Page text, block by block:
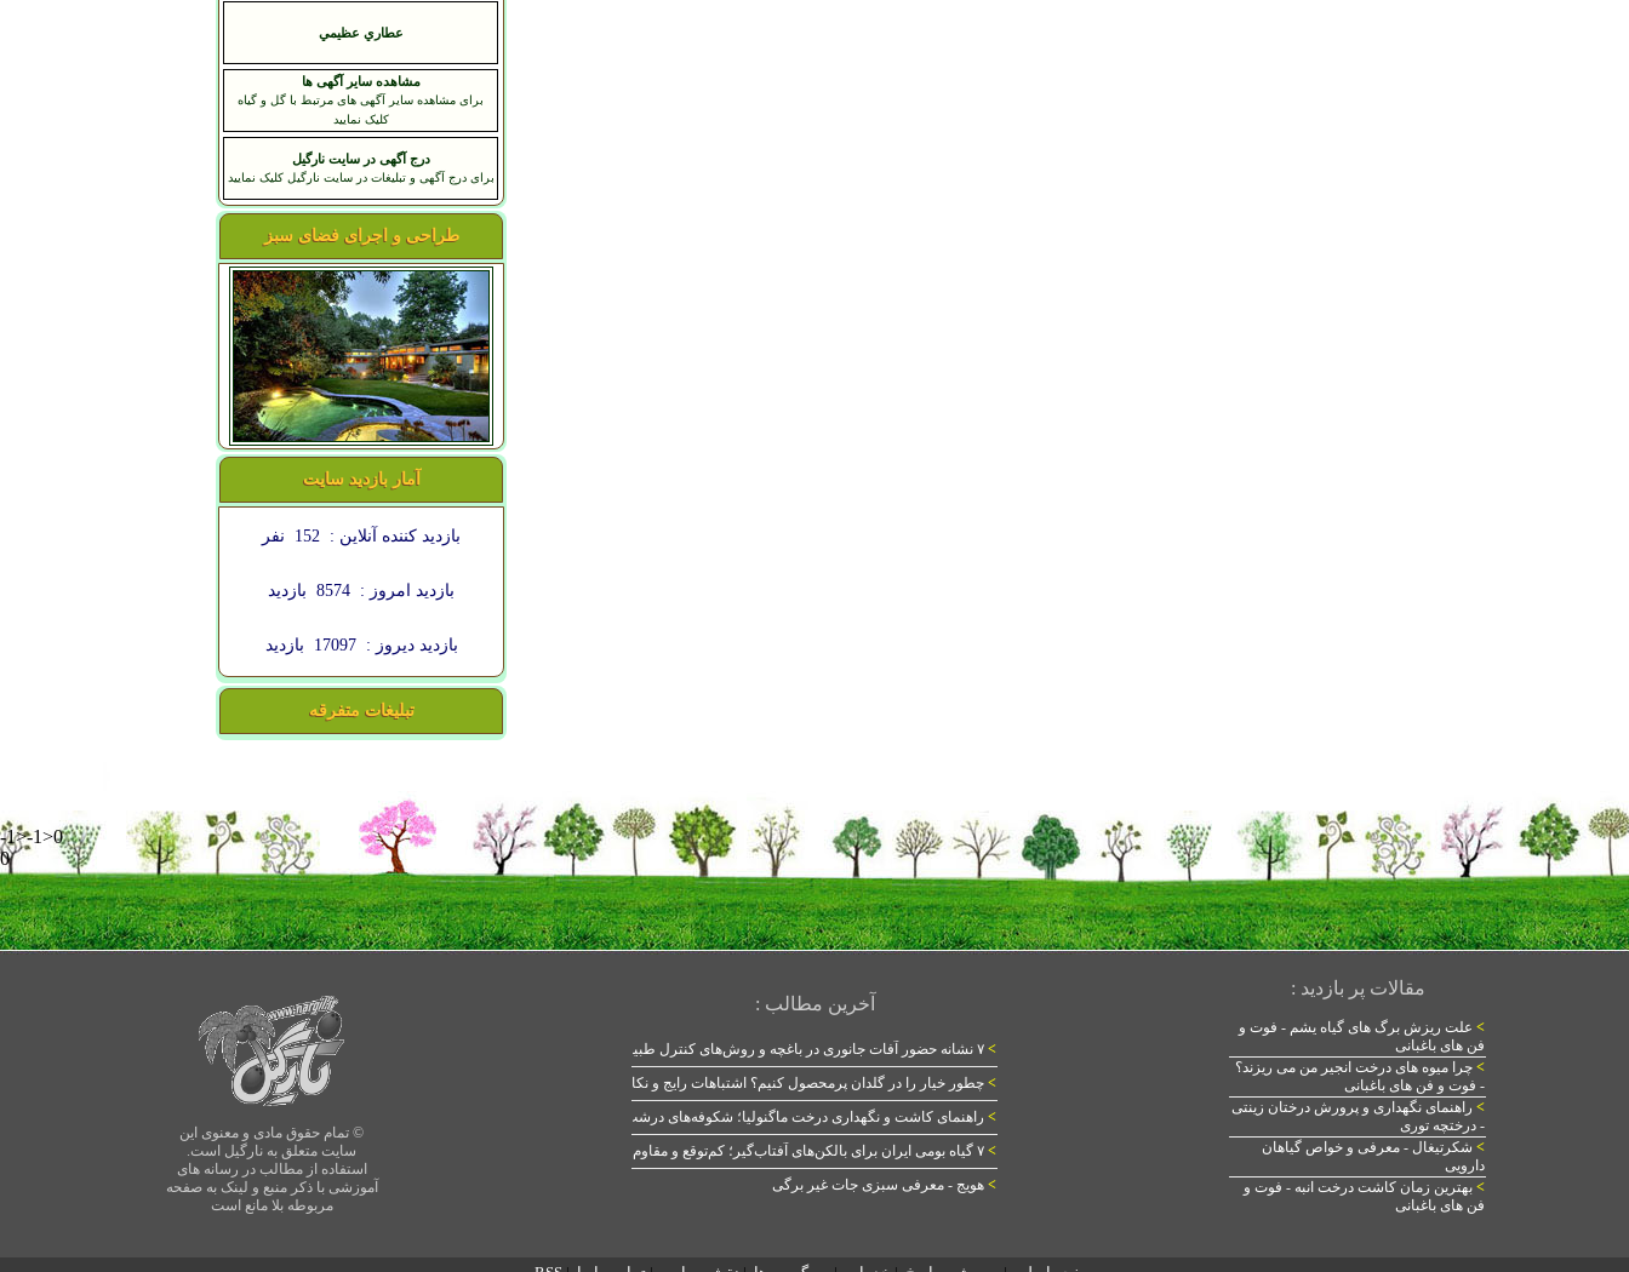
عطاري عظيمي
مشاهده سایر آگهی ها
برای مشاهده سایر آگهی های مرتبط با گل و گیاه
کلیک نمایید
درج آگهی در سایت نارگیل
برای درج آگهی و تبلیغات در سایت نارگیل کلیک نمایید
طراحی و اجرای فضای سبز
آمار بازدید سایت
بازدید کننده آنلاین : 152 نفر
بازدید امروز : 8574 بازدید
بازدید دیروز : 17097 بازدید
تبلیغات متفرقه
-1>-1>0
0
© تمام حقوق مادی و معنوی این
سایت متعلق به نارگیل است.
استفاده از مطالب در رسانه های
آموزشی با ذکر منبع و لینک به صفحه
مربوطه بلا مانع است
آخرین مطالب :
> ۷ نشانه حضور آفات جانوری در باغچه و روش‌های کنترل طبیعی
> چطور خیار را در گلدان پرمحصول کنیم؟ اشتباهات رایج و نکات طلایی
> راهنمای کاشت و نگهداری درخت ماگنولیا؛ شکوفه‌های درشت در بهار
> ۷ گیاه بومی ایران برای بالکن‌های آفتاب‌گیر؛ کم‌توقع و مقاوم
> هویج - معرفی سبزی جات غیر برگی
مقالات پر بازدید :
> علت ریزش برگ های گیاه یشم - فوت و
فن های باغبانی
> چرا میوه های درخت انجیر من می ریزند؟
- فوت و فن های باغبانی
> راهنمای نگهداری و پرورش درختان زینتی
- درختچه توری
> شکرتیغال - معرفی و خواص گیاهان
دارویی
> بهترین زمان کاشت درخت انبه - فوت و
فن های باغبانی